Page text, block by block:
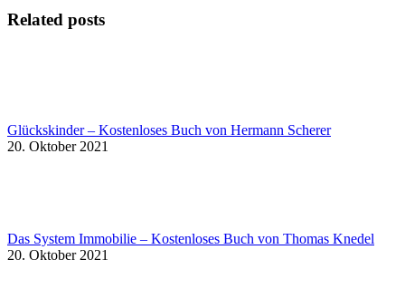
Related posts
Glückskinder – Kostenloses Buch von Hermann Scherer
20. Oktober 2021
Das System Immobilie – Kostenloses Buch von Thomas Knedel
20. Oktober 2021